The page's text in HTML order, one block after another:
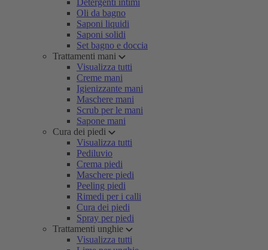
Detergenti intimi
Oli da bagno
Saponi liquidi
Saponi solidi
Set bagno e doccia
Trattamenti mani
Visualizza tutti
Creme mani
Igienizzante mani
Maschere mani
Scrub per le mani
Sapone mani
Cura dei piedi
Visualizza tutti
Pediluvio
Crema piedi
Maschere piedi
Peeling piedi
Rimedi per i calli
Cura dei piedi
Spray per piedi
Trattamenti unghie
Visualizza tutti